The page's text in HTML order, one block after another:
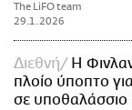
The LiFO team
29.1.2026
Διεθνή
Η
πλοίο ύποπτο
σε υποθαλάσσιο